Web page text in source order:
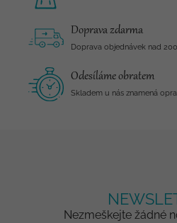
Doprava zdarma
Doprava objednávek nad
Odesíláme obratem
Skladem u nás znamená
Nezmeškejte žádné